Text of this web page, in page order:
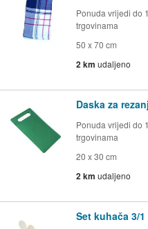
Ponuda vrijedi do
trgovinama
50 x 70 cm
2 km udaljeno
Daska za
Ponuda vrijedi do
trgovinama
20 x 30 cm
2 km udaljeno
Set kuhača 3/1